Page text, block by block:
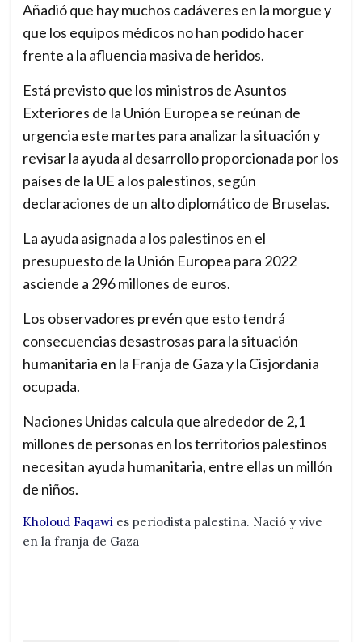
Añadió que hay muchos cadáveres en la morgue y
que los equipos médicos no han podido hacer
frente a la afluencia masiva de heridos.
Está previsto que los ministros de Asuntos
Exteriores de la Unión Europea se reúnan de
urgencia este martes para analizar la situación y
revisar la ayuda al desarrollo proporcionada por los
países de la UE a los palestinos, según
declaraciones de un alto diplomático de Bruselas.
La ayuda asignada a los palestinos en el
presupuesto de la Unión Europea para 2022
asciende a 296 millones de euros.
Los observadores prevén que esto tendrá
consecuencias desastrosas para la situación
humanitaria en la Franja de Gaza y la Cisjordania
ocupada.
Naciones Unidas calcula que alrededor de 2,1
millones de personas en los territorios palestinos
necesitan ayuda humanitaria, entre ellas un millón
de niños.
Kholoud Faqawi es periodista palestina. Nació y vive
en la franja de Gaza